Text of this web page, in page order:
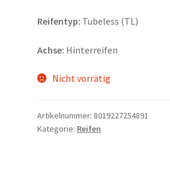
Reifentyp: Tubeless (TL)
Achse: Hinterreifen
Nicht vorrätig
Artikelnummer: 8019227254891
Kategorie: Reifen